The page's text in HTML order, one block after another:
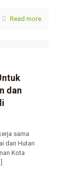
Read more
dan
sama
dan Hutan
Kota